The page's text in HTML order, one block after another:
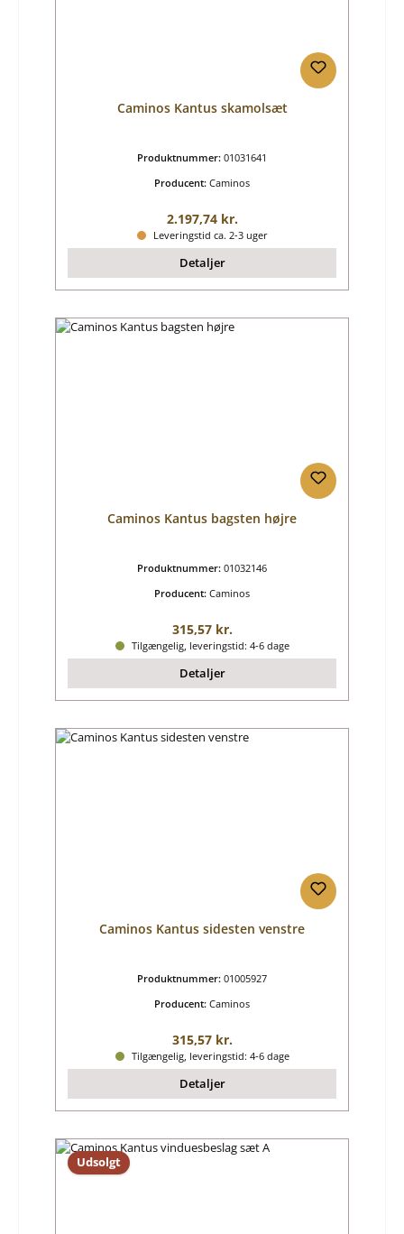
Caminos Kantus skamolsæt
Produktnummer: 01031641
Producent: Caminos
Almindelig pris:
2.197,74 kr.
Leveringstid ca. 2-3 uger
Detaljer
Caminos Kantus bagsten højre
Produktnummer: 01032146
Producent: Caminos
Almindelig pris:
315,57 kr.
Tilgængelig, leveringstid: 4-6 dage
Detaljer
Caminos Kantus sidesten venstre
Produktnummer: 01005927
Producent: Caminos
Almindelig pris:
315,57 kr.
Tilgængelig, leveringstid: 4-6 dage
Detaljer
Udsolgt